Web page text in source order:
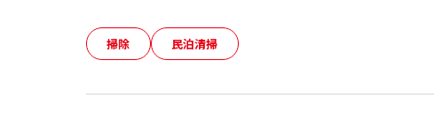
掃除 民泊清掃